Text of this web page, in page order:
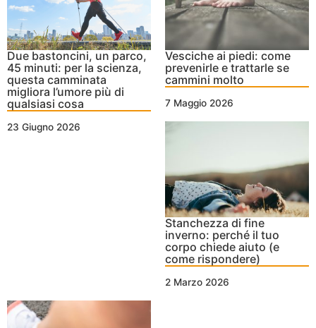
Due bastoncini, un parco,
45 minuti: per la scienza,
questa camminata
migliora l’umore più di
qualsiasi cosa
23 Giugno 2026
Vesciche ai piedi: come
prevenirle e trattarle se
cammini molto
7 Maggio 2026
Stanchezza di fine
inverno: perché il tuo
corpo chiede aiuto (e
come rispondere)
2 Marzo 2026